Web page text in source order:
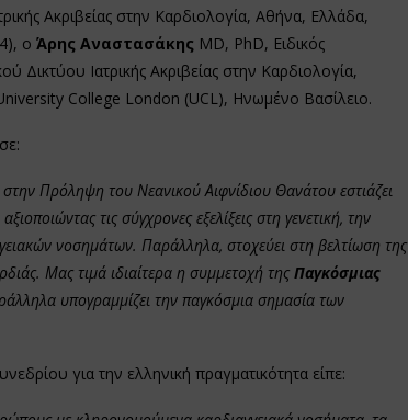
Ακριβείας στην Καρδιολογία, Αθήνα, Ελλάδα,
ο Άρης Αναστασάκης MD, PhD, Ειδικός
Ιατρικής Ακριβείας στην Καρδιολογία,
College London (UCL), Ηνωμένο Βασίλειο.
στην Πρόληψη του Νεανικού Αιφνίδιου Θανάτου εστιάζει
τις σύγχρονες εξελίξεις στη γενετική, την
νοσημάτων. Παράλληλα, στοχεύει στη βελτίωση της
Μας τιμά ιδιαίτερα η συμμετοχή της Παγκόσμιας
υπογραμμίζει την παγκόσμια σημασία των
για την ελληνική πραγματικότητα είπε: